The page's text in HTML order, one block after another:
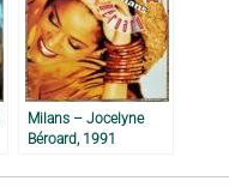
Milans – Jocelyne
Béroard, 1991